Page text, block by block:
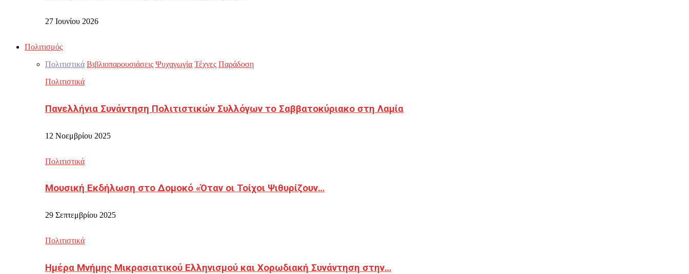
27 Ιουνίου 2026
Πολιτισμός
Πολιτιστικά Βιβλιοπαρουσιάσεις Ψυχαγωγία Τέχνες Παράδοση
Πολιτιστικά
Πανελλήνια Συνάντηση Πολιτιστικών Συλλόγων το Σαββατοκύριακο στη Λαμία
12 Νοεμβρίου 2025
Πολιτιστικά
Μουσική Εκδήλωση στο Δομοκό «Όταν οι Τοίχοι Ψιθυρίζουν…
29 Σεπτεμβρίου 2025
Πολιτιστικά
Ημέρα Μνήμης Μικρασιατικού Ελληνισμού και Χορωδιακή Συνάντηση στην…